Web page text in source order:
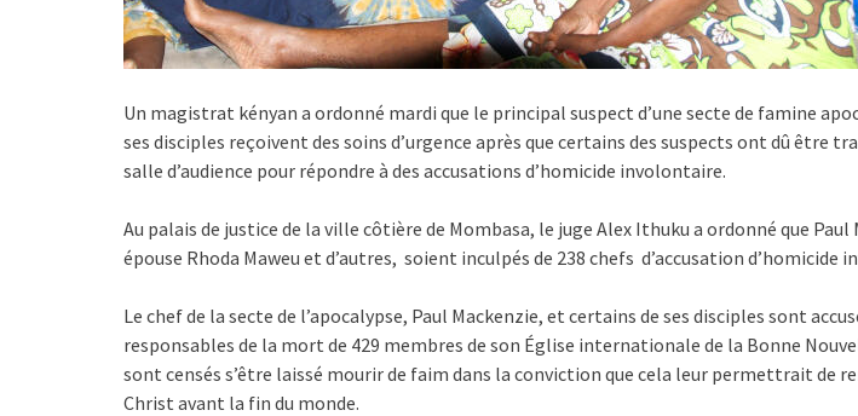
Un magistrat kényan a ordonné mardi que le principal suspect d’une secte de famine
ses disciples reçoivent des soins d’urgence après que certains des suspects ont dû être
salle d’audience pour répondre à des accusations d’homicide involontaire.
Au palais de justice de la ville côtière de Mombasa, le juge Alex Ithuku a ordonné que Paul
épouse Rhoda Maweu et d’autres, soient inculpés de 238 chefs d’accusation d’homicide
Le chef de la secte de l’apocalypse, Paul Mackenzie, et certains de ses disciples sont
responsables de la mort de 429 membres de son Église internationale de la Bonne
sont censés s’être laissé mourir de faim dans la conviction que cela leur permettrait de
Christ avant la fin du monde.